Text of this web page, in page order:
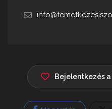
Bejelentkezés